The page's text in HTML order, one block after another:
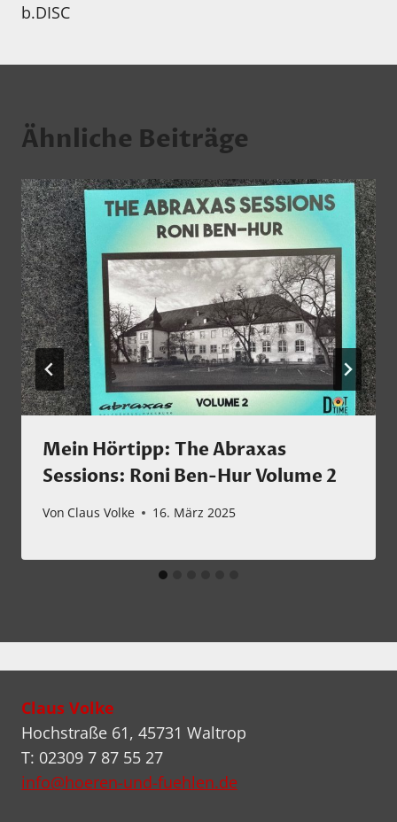
b.DISC
Ähnliche Beiträge
Mein Hörtipp: The Abraxas
Sessions: Roni Ben-Hur Volume 2
Von Claus Volke 16. März 2025
Claus Volke
Hochstraße 61, 45731 Waltrop
T: 02309 7 87 55 27
info@hoeren-und-fuehlen.de